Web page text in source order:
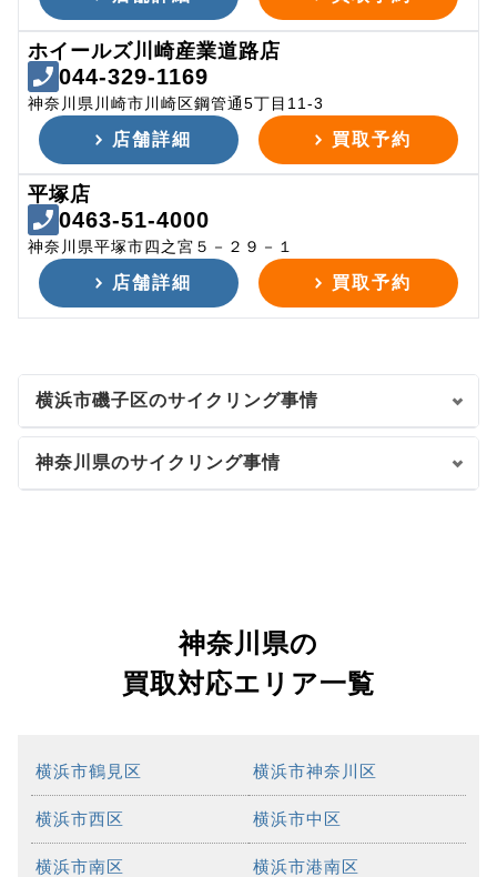
ホイールズ川崎産業道路店
044-329-1169
神奈川県川崎市川崎区鋼管通5丁目11-3
店舗詳細 買取予約
平塚店
0463-51-4000
神奈川県平塚市四之宮５－２９－１
店舗詳細 買取予約
横浜市磯子区のサイクリング事情
神奈川県のサイクリング事情
神奈川県の
買取対応エリア一覧
横浜市鶴見区 横浜市神奈川区
横浜市西区 横浜市中区
横浜市南区 横浜市港南区